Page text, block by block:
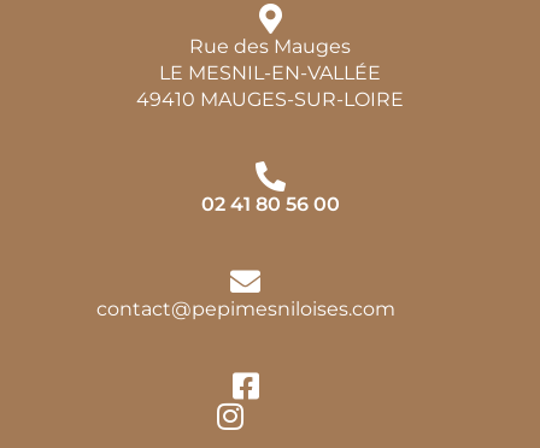
Rue des Mauges
LE MESNIL-EN-VALLÉE
49410 MAUGES-SUR-LOIRE
02 41 80 56 00
contact@pepimesniloises.com